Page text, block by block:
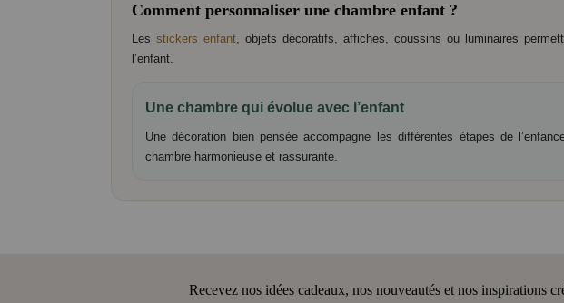
Comment personnaliser une chambre enfant ?
Lesstickers enfant, objets décoratifs, affiches, coussins ou luminaires
l’enfant.
Une chambre qui évolue avec l’enfant
Une décoration bien pensée accompagne les différentes étapes de
chambre harmonieuse et rassurante.
Recevez nos idées cadeaux, nos nouveautés et nos inspirations